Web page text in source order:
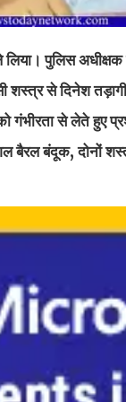
पुलिस अधीक्षक
शस्त्र से दिनेश
गंभीरता से लेते हुए
बैरल बंदूक,